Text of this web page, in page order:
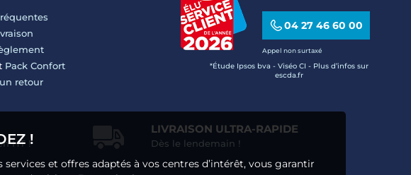
Pack Confort
retour
04 27 46 60 00
Appel non surtaxé
*Étude Ipsos bva - Viséo CI - Plus d’infos sur
escda.fr
HT !
LIVRAISON ULTRA-RAPIDE
Dès le lendemain !
!
et offres adaptés à vos centres d’intérêt, vous garantir